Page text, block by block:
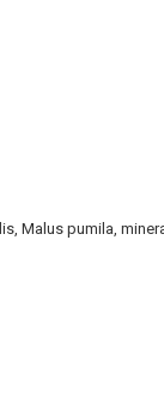
Malus pumila,